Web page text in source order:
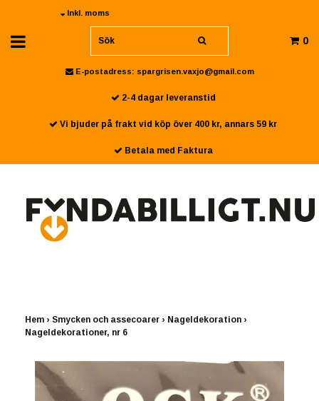
Inkl. moms
0
E-postadress: spargrisen.vaxjo@gmail.com
2-4 dagar leveranstid
Vi bjuder på frakt vid köp över 400 kr, annars 59 kr
Betala med Faktura
Hem › Smycken och assecoarer › Nageldekoration ›
Nageldekorationer, nr 6